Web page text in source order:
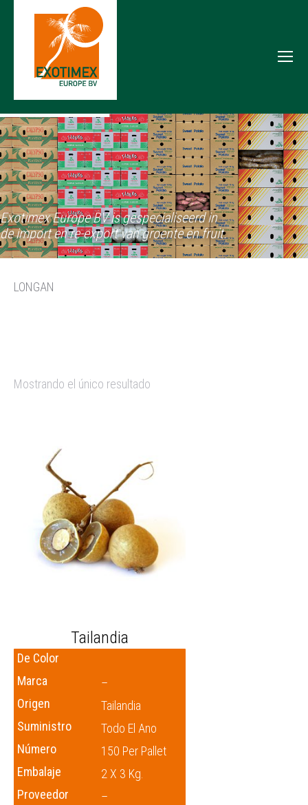
Exotimex Europe BV is gespecialiseerd in
de import en re-export van groente en fruit.
LONGAN
Mostrando el único resultado
Tailandia
De Color
Marca
–
Origen
Tailandia
Suministro
Todo El Ano
Número
150 Per Pallet
Embalaje
2 X 3 Kg.
Proveedor
–